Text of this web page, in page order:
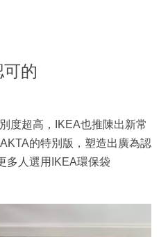
的
度超高，IKEA也推陳出新常
的特別版，塑造出廣為認
多人選用IKEA環保袋